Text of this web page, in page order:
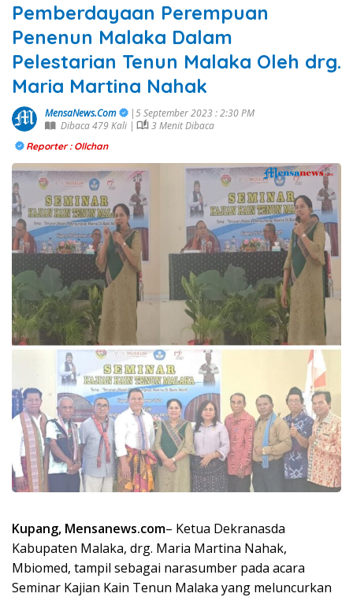
Pemberdayaan Perempuan
Penenun Malaka Dalam
Pelestarian Tenun Malaka Oleh drg.
Maria Martina Nahak
MensaNews.Com
|5 September 2023 : 2:30 PM
Dibaca 479 Kali |
3 Menit Dibaca
Reporter : Ollchan
Kupang, Mensanews.com– Ketua Dekranasda
Kabupaten Malaka, drg. Maria Martina Nahak,
Mbiomed, tampil sebagai narasumber pada acara
Seminar Kajian Kain Tenun Malaka yang meluncurkan